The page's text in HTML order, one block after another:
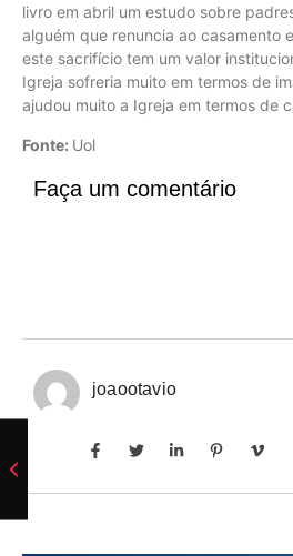
livro em abril um estudo sobre
alguém que renuncia ao casamento
este sacrifício tem um valor
Igreja sofreria muito em termos de
ajudou muito a Igreja em termos de
Fonte: Uol
Faça um comentário
joaootavio